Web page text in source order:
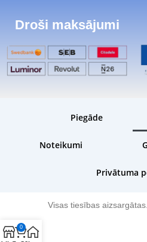
Droši maksājumi
Piegāde
Noteikumi
Privātuma
Visas tiesības
0